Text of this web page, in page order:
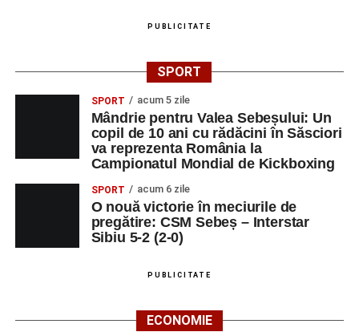
PUBLICITATE
SPORT
SPORT acum 5 zile
Mândrie pentru Valea Sebeșului: Un
copil de 10 ani cu rădăcini în Săsciori
va reprezenta România la
Campionatul Mondial de Kickboxing
SPORT acum 6 zile
O nouă victorie în meciurile de
pregătire: CSM Sebeș – Interstar
Sibiu 5-2 (2-0)
PUBLICITATE
ECONOMIE